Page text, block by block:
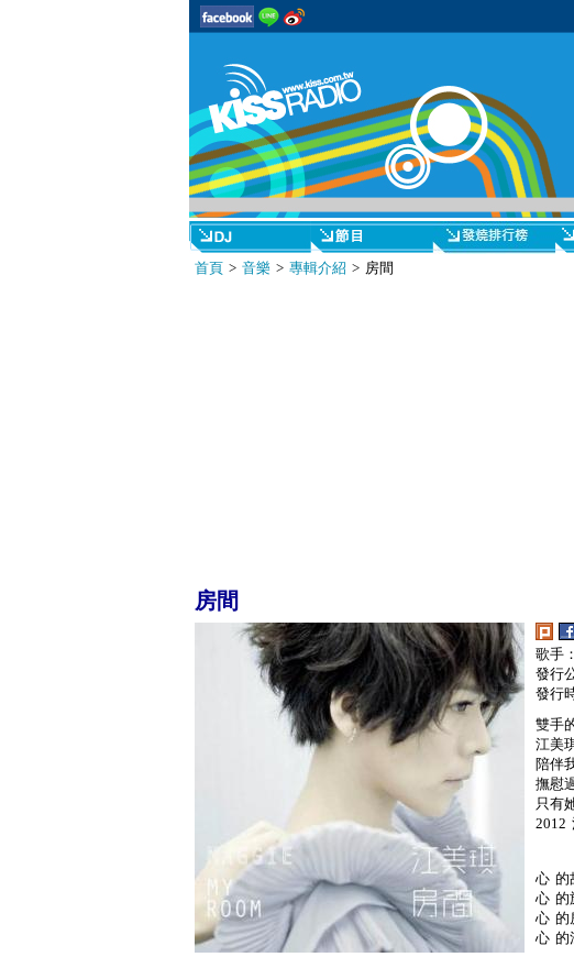
首頁> 音樂> 專輯介紹 > 房間
房間
歌手：
發行
發行
雙手
江美
陪伴
撫慰
只有
2012
心 的
心 的
心 的
心 的